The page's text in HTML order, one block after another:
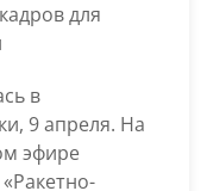
для
в
9 апреля. На
эфире